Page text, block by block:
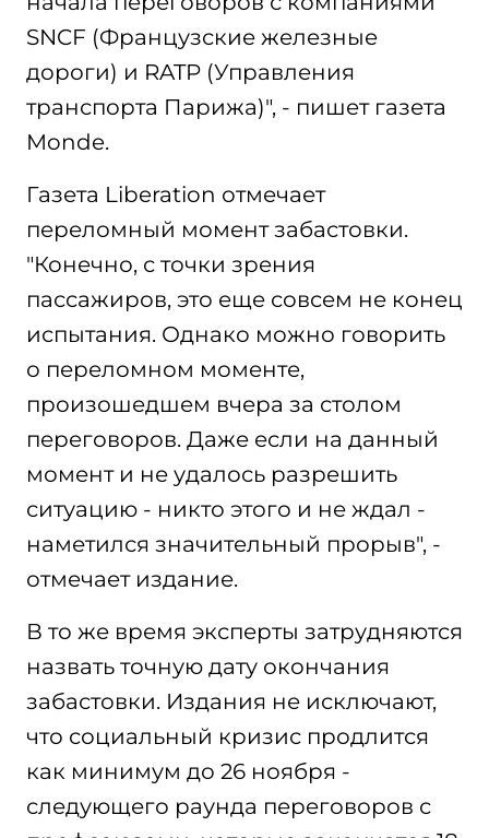
SNCF (Французские железные
дороги) и RATP (Управления
транспорта Парижа)", - пишет газета
Monde.
Газета Liberation отмечает
переломный момент забастовки.
"Конечно, с точки зрения
пассажиров, это еще совсем не конец
испытания. Однако можно говорить
о переломном моменте,
произошедшем вчера за столом
переговоров. Даже если на данный
момент и не удалось разрешить
ситуацию - никто этого и не ждал -
наметился значительный прорыв", -
отмечает издание.
В то же время эксперты затрудняются
назвать точную дату окончания
забастовки. Издания не исключают,
что социальный кризис продлится
как минимум до 26 ноября -
следующего раунда переговоров с